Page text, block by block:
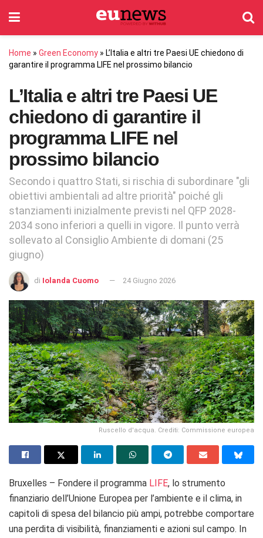
Home » Green Economy » L’Italia e altri tre Paesi UE chiedono di
garantire il programma LIFE nel prossimo bilancio
L’Italia e altri tre Paesi UE
chiedono di garantire il
programma LIFE nel
prossimo bilancio
Secondo i quattro Stati, si rischia di subordinare "gli
obiettivi ambientali ad altre priorità" poiché gli
stanziamenti inizialmente previsti nel QFP 2028-
2034 sono inferiori a quelli in vigore. Il punto verrà
sollevato al Consiglio Ambiente di domani (25
giugno)
di Iolanda Cuomo 24 Giugno 2026
Ruscello d'acqua. Crediti: Commissione europea
Bruxelles – Fondere il programma LIFE, lo strumento
finanziario dell’Unione Europea per l’ambiente e il clima, in
capitoli di spesa del bilancio più ampi, potrebbe comportare
una perdita di visibilità, finanziamenti e azioni sul campo. In